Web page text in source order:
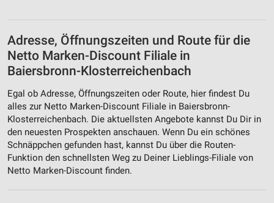
Adresse, Öffnungszeiten und Route für die
Netto Marken-Discount Filiale in
Baiersbronn-Klosterreichenbach
Egal ob Adresse, Öffnungszeiten oder Route, hier findest Du
alles zur Netto Marken-Discount Filiale in Baiersbronn-
Klosterreichenbach. Die aktuellsten Angebote kannst Du Dir in
den neuesten Prospekten anschauen. Wenn Du ein schönes
Schnäppchen gefunden hast, kannst Du über die Routen-
Funktion den schnellsten Weg zu Deiner Lieblings-Filiale von
Netto Marken-Discount finden.